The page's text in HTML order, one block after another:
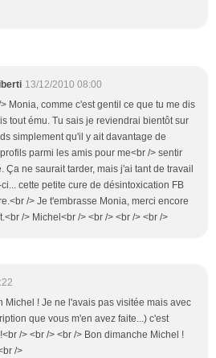
13/12/2010 08:00
Monia, comme c'est gentil ce que tu me dis
tout ému. Tu sais je reviendrai bientôt sur
simplement qu'il y ait davantage de
parmi les amis pour me<br /> sentir
Ça ne saurait tarder, mais j'ai tant de travail
cette petite cure de désintoxication FB
/> Je t'embrasse Monia, merci encore
/> Michel<br /> <br /> <br /> <br />
Michel ! Je ne l'avais pas visitée mais avec
que vous m'en avez faite...) c'est
/> <br /> <br /> Bon dimanche Michel !
/>